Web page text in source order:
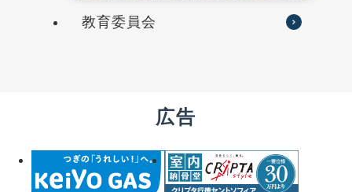
教育委員会
広告